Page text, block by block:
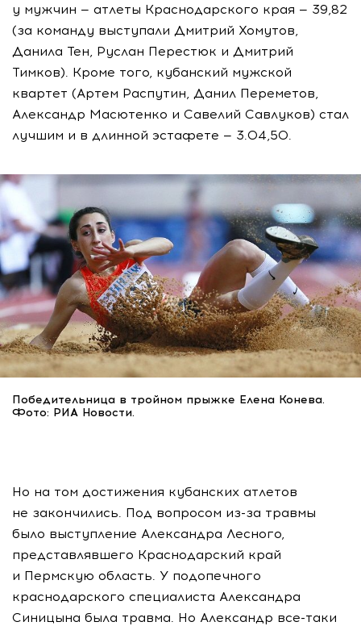
у мужчин — атлеты Краснодарского края — 39,82
(за команду выступали Дмитрий Хомутов,
Данила Тен, Руслан Перестюк и Дмитрий
Тимков). Кроме того, кубанский мужской
квартет (Артем Распутин, Данил Переметов,
Александр Масютенко и Савелий Савлуков) стал
лучшим и в длинной эстафете — 3.04,50.
Победительница в тройном прыжке Елена Конева.
Фото: РИА Новости.
Но на том достижения кубанских атлетов
не закончились. Под вопросом из-за травмы
было выступление Александра Лесного,
представлявшего Краснодарский край
и Пермскую область. У подопечного
краснодарского специалиста Александра
Синицына была травма. Но Александр все-таки